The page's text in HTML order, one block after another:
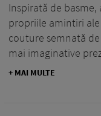
Inspirată de basme,
propriile amintiri
couture semnată
mai imaginative
+ MAI MULTE